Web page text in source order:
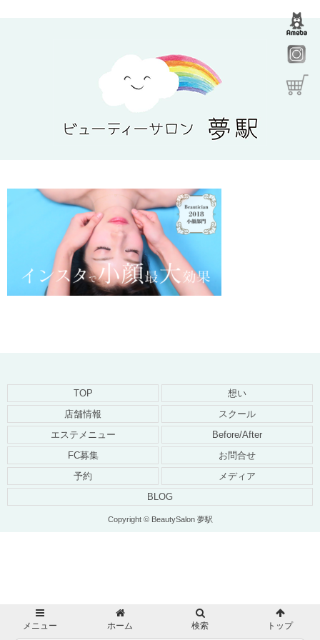
TOP
想い
店舗情報
スクール
エステメニュー
Before/After
FC募集
お問合せ
予約
メディア
BLOG
Copyright © BeautySalon 夢駅
メニュー ホーム 検索 トップ